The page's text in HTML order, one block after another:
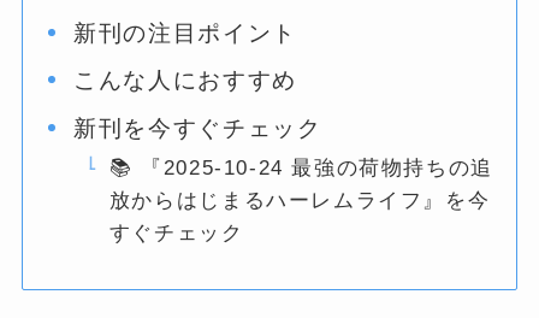
新刊の注目ポイント
こんな人におすすめ
新刊を今すぐチェック
📚 『2025-10-24 最強の荷物持ちの追
放からはじまるハーレムライフ』を今
すぐチェック